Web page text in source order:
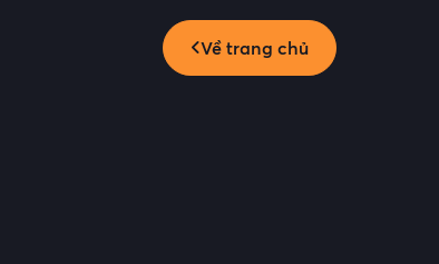
Về trang chủ